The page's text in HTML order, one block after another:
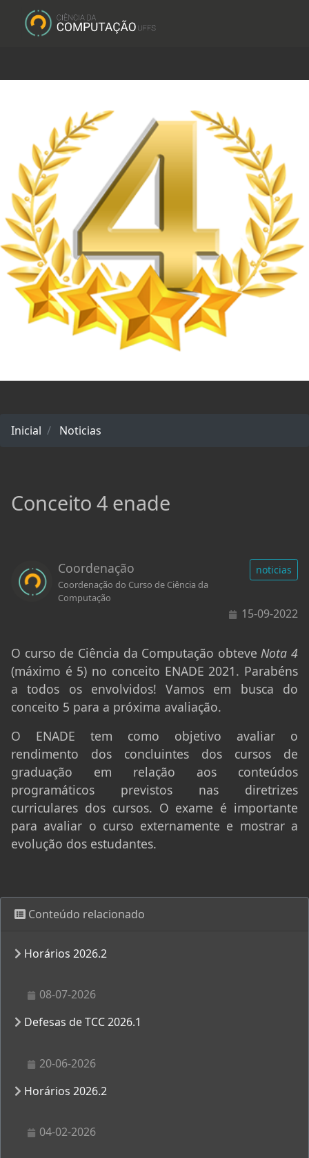
Inicial Noticias
Conceito 4 enade
Coordenação
Coordenação do Curso de Ciência da
Computação
noticias
15-09-2022
O curso de Ciência da Computação obteveNota 4
(máximo é 5) no conceito ENADE 2021. Parabéns
a todos os envolvidos! Vamos em busca do
conceito 5 para a próxima avaliação.
O ENADE tem como objetivo avaliar o
rendimento dos concluintes dos cursos de
graduação em relação aos conteúdos
programáticos previstos nas diretrizes
curriculares dos cursos. O exame é importante
para avaliar o curso externamente e mostrar a
evolução dos estudantes.
Conteúdo relacionado
Horários 2026.2
08-07-2026
Defesas de TCC 2026.1
20-06-2026
Horários 2026.2
04-02-2026